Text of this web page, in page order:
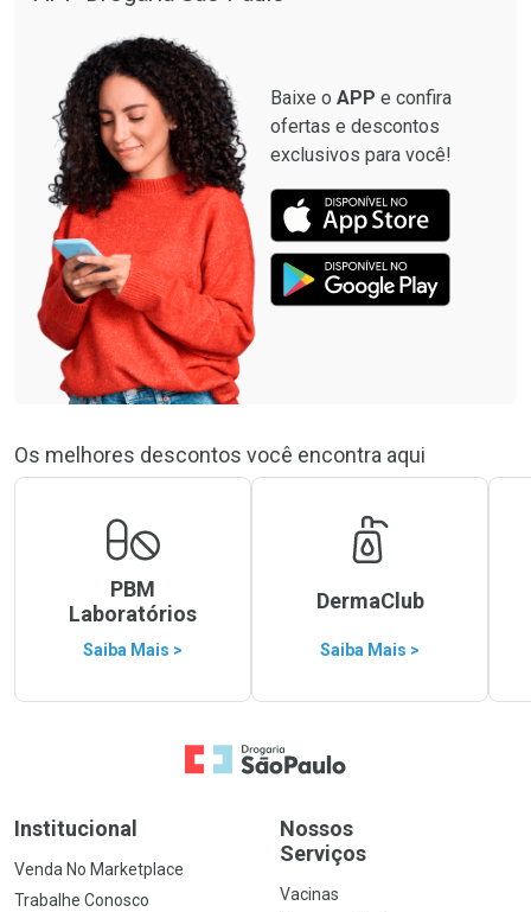
Baixe o APP e confira
ofertas e descontos
exclusivos para você!
Os melhores descontos você encontra aqui
PBM
Laboratórios
Saiba Mais >
DermaClub
Saiba Mais >
Ir para a Home
Institucional
Venda No Marketplace
Trabalhe Conosco
Nossos
Serviços
Vacinas